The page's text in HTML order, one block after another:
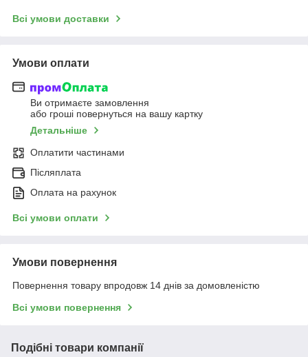
Всі умови доставки
Умови оплати
Ви отримаєте замовлення
або гроші повернуться на вашу картку
Детальніше
Оплатити частинами
Післяплата
Оплата на рахунок
Всі умови оплати
Умови повернення
Повернення товару впродовж 14 днів за домовленістю
Всі умови повернення
Подібні товари компанії